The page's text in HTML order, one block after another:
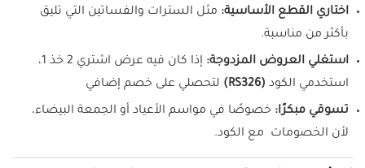
اختاري القطع الأساسية: مثل السترات والفساتين التي تليق
بأكثر من مناسبة.
استغلي العروض المزدوجة:
إذا كان فيه عرض اشتري 2 خذ 1،
استخدمي الكود (RS326) لتحصلي على خصم إضافي
تسوقي مبكرًا: خصوصًا في مواسم الأعياد أو الجمعة البيضاء،
لأن الخصومات مع الكود.